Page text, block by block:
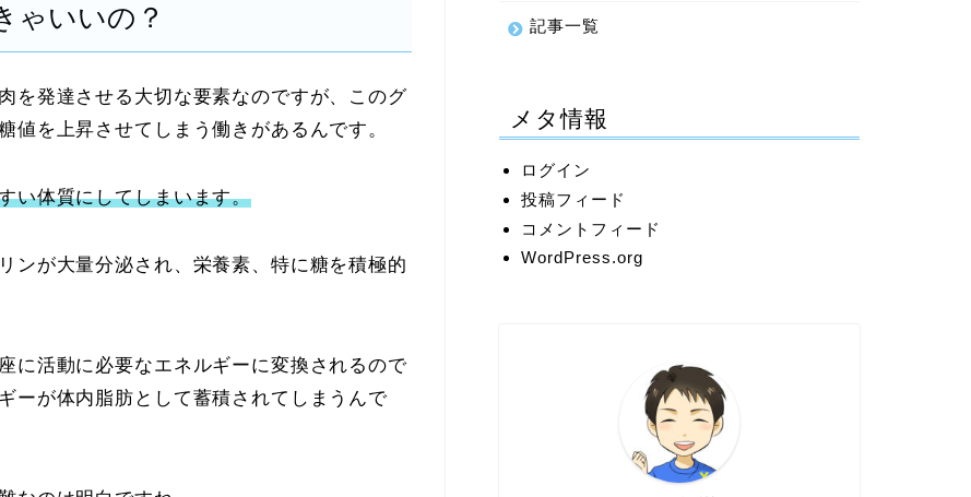
ゃいいの？
を発達させる大切な要素なのですが、このグ
値を上昇させてしまう働きがあるんです。
い体質にしてしまいます。
ンが大量分泌され、栄養素、特に糖を積極的
に活動に必要なエネルギーに変換されるので
ーが体内脂肪として蓄積されてしまうんで
記事一覧
メタ情報
ログイン
投稿フィード
コメントフィード
WordPress.org